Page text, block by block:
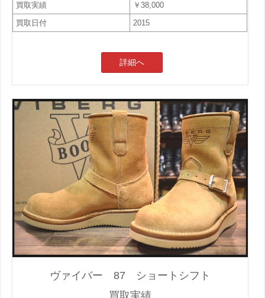
買取実績
￥38,000
買取日付
2015
詳細へ
ヴァイバー 87 ショートシフト